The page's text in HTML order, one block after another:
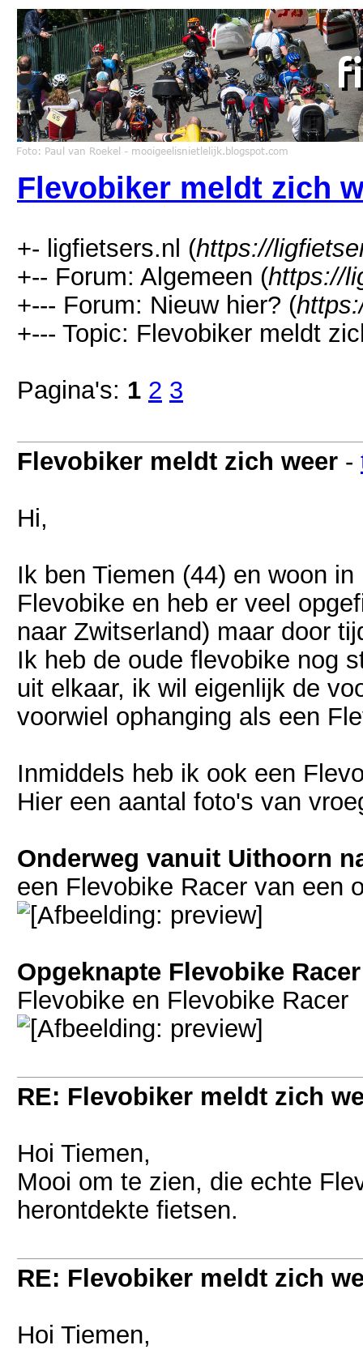
Flevobiker meldt zich
+- ligfietsers.nl (https://
+-- Forum: Algemeen (https://
+--- Forum: Nieuw hier? (
+--- Topic: Flevobiker meldt
Pagina's: 1 2 3
Flevobiker meldt zich weer -
Hi,
Ik ben Tiemen (44) en woon
Flevobike en heb er veel
naar Zwitserland) maar door
Ik heb de oude flevobike nog
uit elkaar, ik wil eigenlijk de
voorwiel ophanging als een
Inmiddels heb ik ook een
Hier een aantal foto's van
Onderweg vanuit Uithoorn
een Flevobike Racer van een
Opgeknapte Flevobike Racer
Flevobike en Flevobike Racer
RE: Flevobiker meldt zich
Hoi Tiemen,
Mooi om te zien, die echte
herontdekte fietsen.
RE: Flevobiker meldt zich
Hoi Tiemen,